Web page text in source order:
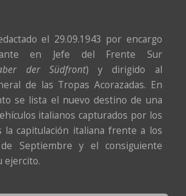
el 29.09.1943 por encargo
en Jefe del Frente Sur
der Südfront) y dirigido al
de las Tropas Acorazadas. En
se lista el nuevo destino de una
italianos capturados por los
la capitulación italiana frente a los
Septiembre y el consiguiente
ejercito.